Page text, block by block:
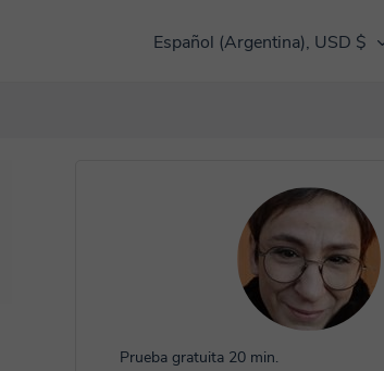
Español (Argentina), USD $
Prueba gratuita 20 min.